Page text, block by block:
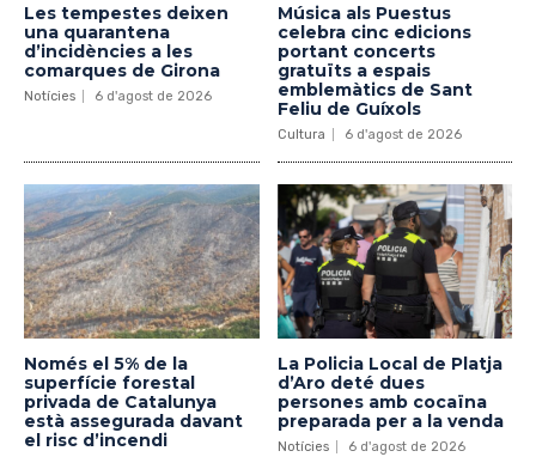
Les tempestes deixen
una quarantena
d’incidències a les
comarques de Girona
Notícies 6 d'agost de 2026
Música als Puestus
celebra cinc edicions
portant concerts
gratuïts a espais
emblemàtics de Sant
Feliu de Guíxols
Cultura 6 d'agost de 2026
Només el 5% de la
superfície forestal
privada de Catalunya
està assegurada davant
el risc d’incendi
La Policia Local de Platja
d’Aro deté dues
persones amb cocaïna
preparada per a la venda
Notícies 6 d'agost de 2026